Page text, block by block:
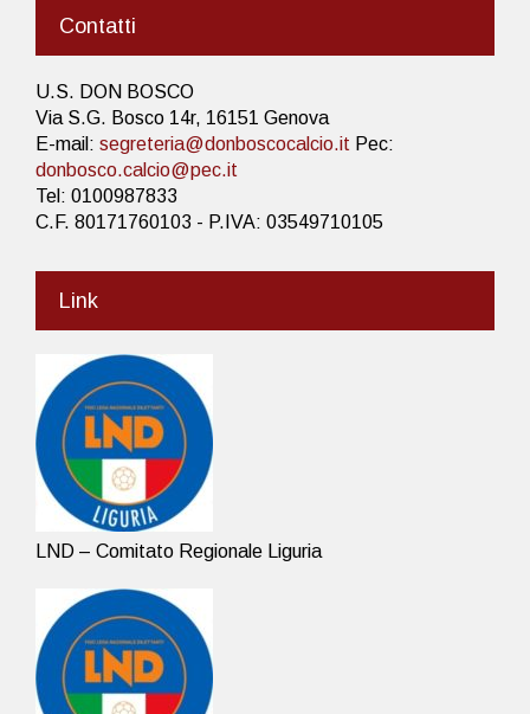
Contatti
U.S. DON BOSCO
Via S.G. Bosco 14r, 16151 Genova
E-mail: segreteria@donboscocalcio.it Pec:
donbosco.calcio@pec.it
Tel: 0100987833
C.F. 80171760103 - P.IVA: 03549710105
Link
LND – Comitato Regionale Liguria